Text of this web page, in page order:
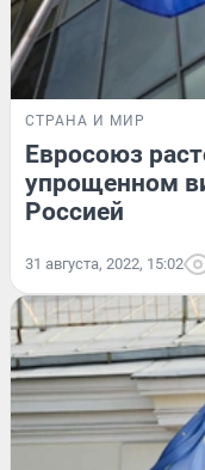
СТРАНА И МИР
Евросоюз
упрощенном
Россией
31 августа, 2022, 15:02